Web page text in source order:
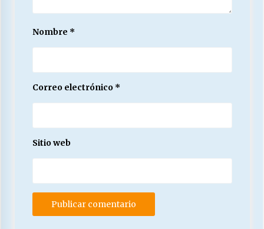
Nombre *
Correo electrónico *
Sitio web